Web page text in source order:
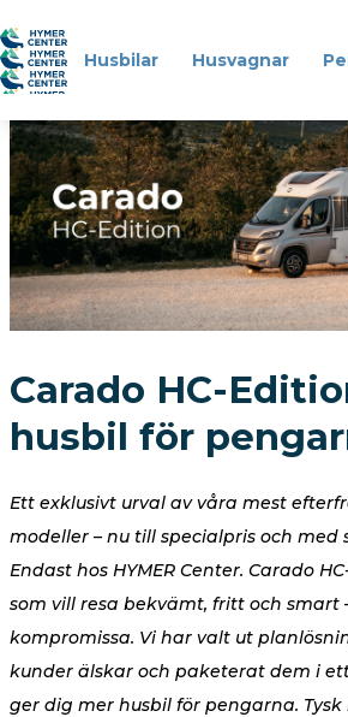
Carado HC-
husbil för
Ett exklusivt urval av våra mest
modeller – nu till specialpris och med
Endast hos HYMER Center. Carado
som vill resa bekvämt, fritt och smart
kompromissa. Vi har valt ut
kunder älskar och paketerat dem i
ger dig mer husbil för pengarna.
Husbilar Husvagnar
Husbilar
Husvagnar
Personbilar
Reservdelar &
Om oss